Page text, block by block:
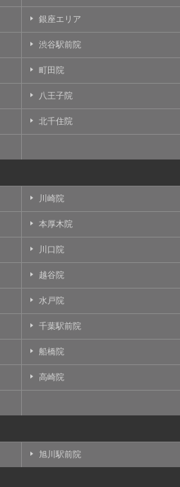
銀座エリア
渋谷駅前院
町田院
八王子院
北千住院
川崎院
本厚木院
川口院
越谷院
水戸院
千葉駅前院
船橋院
高崎院
旭川駅前院